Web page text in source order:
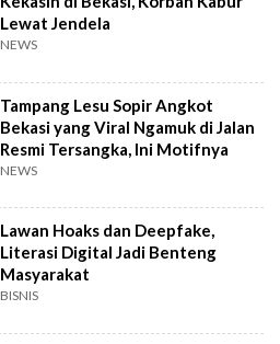
Lewat Jendela
NEWS
Tampang Lesu Sopir Angkot
Bekasi yang Viral Ngamuk di Jalan
Resmi Tersangka, Ini Motifnya
NEWS
Lawan Hoaks dan Deepfake,
Literasi Digital Jadi Benteng
Masyarakat
BISNIS